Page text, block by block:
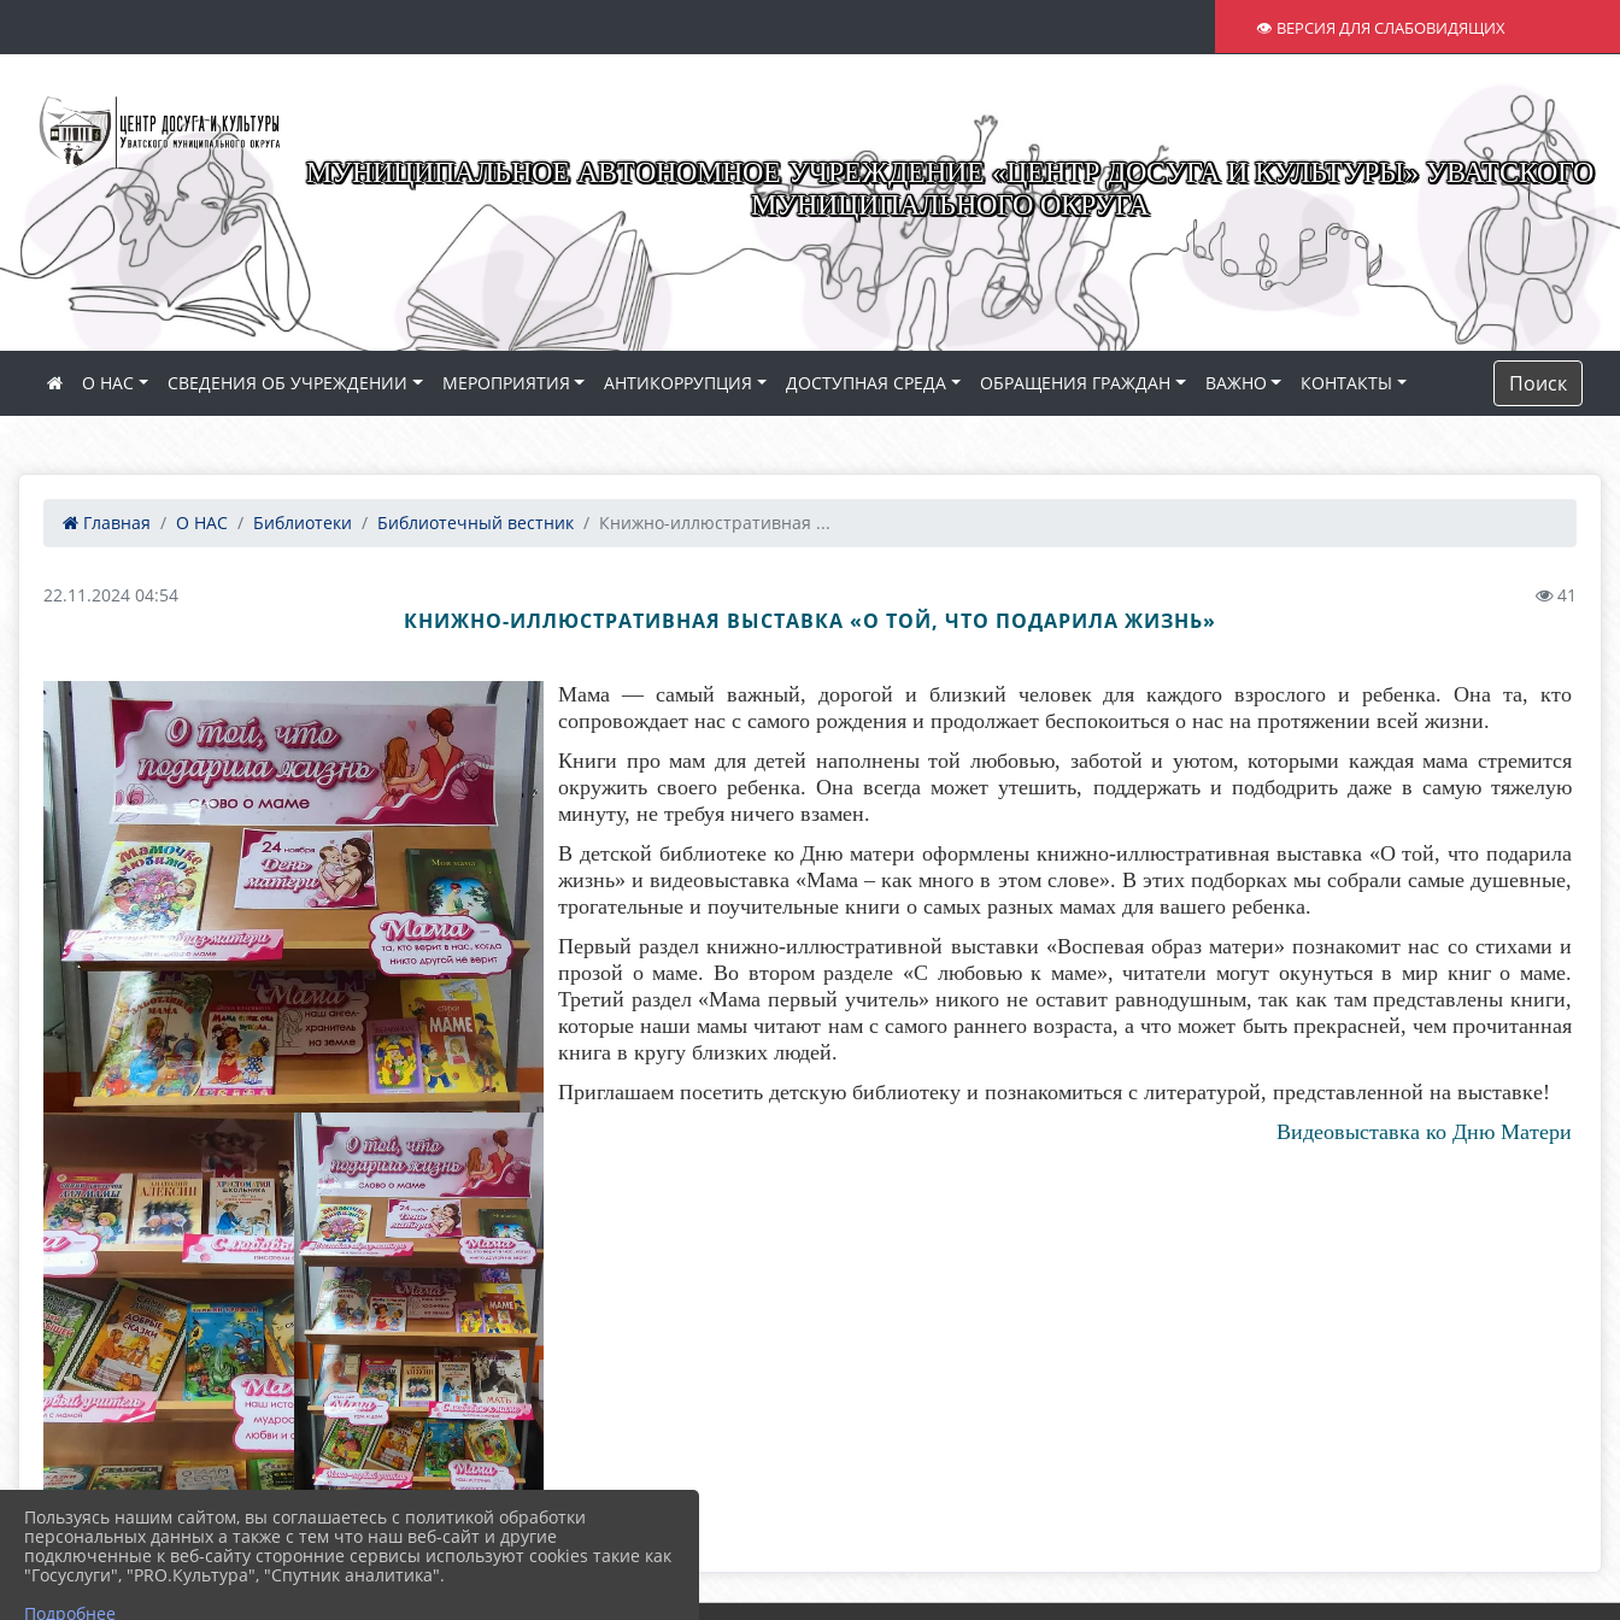
👁 ВЕРСИЯ ДЛЯ СЛАБОВИДЯЩИХ
МУНИЦИПАЛЬНОЕ АВТОНОМНОЕ УЧРЕЖДЕНИЕ «ЦЕНТР ДОСУГА И КУЛЬТУРЫ» УВАТСКОГО
МУНИЦИПАЛЬНОГО ОКРУГА
О НАС СВЕДЕНИЯ ОБ УЧРЕЖДЕНИИ МЕРОПРИЯТИЯ АНТИКОРРУПЦИЯ ДОСТУПНАЯ СРЕДА ОБРАЩЕНИЯ ГРАЖДАН ВАЖНО КОНТАКТЫ Поиск
Главная О НАС Библиотеки Библиотечный вестник Книжно-иллюстративная ...
22.11.2024 04:54 41
КНИЖНО-ИЛЛЮСТРАТИВНАЯ ВЫСТАВКА «О ТОЙ, ЧТО ПОДАРИЛА ЖИЗНЬ»
Мама — самый важный, дорогой и близкий человек для каждого взрослого и ребенка. Она та, кто
сопровождает нас с самого рождения и продолжает беспокоиться о нас на протяжении всей жизни.
Книги про мам для детей наполнены той любовью, заботой и уютом, которыми каждая мама стремится
окружить своего ребенка. Она всегда может утешить, поддержать и подбодрить даже в самую тяжелую
минуту, не требуя ничего взамен.
В детской библиотеке ко Дню матери оформлены книжно-иллюстративная выставка «О той, что подарила
жизнь» и видеовыставка «Мама – как много в этом слове». В этих подборках мы собрали самые душевные,
трогательные и поучительные книги о самых разных мамах для вашего ребенка.
Первый раздел книжно-иллюстративной выставки «Воспевая образ матери» познакомит нас со стихами и
прозой о маме. Во втором разделе «С любовью к маме», читатели могут окунуться в мир книг о маме.
Третий раздел «Мама первый учитель» никого не оставит равнодушным, так как там представлены книги,
которые наши мамы читают нам с самого раннего возраста, а что может быть прекрасней, чем прочитанная
книга в кругу близких людей.
Приглашаем посетить детскую библиотеку и познакомиться с литературой, представленной на выставке!
Видеовыставка ко Дню Матери
Пользуясь нашим сайтом, вы соглашаетесь с политикой обработки
персональных данных а также с тем что наш веб-сайт и другие
подключенные к веб-сайту сторонние сервисы используют cookies такие как
"Госуслуги", "PRO.Культура", "Спутник аналитика".
Подробнее